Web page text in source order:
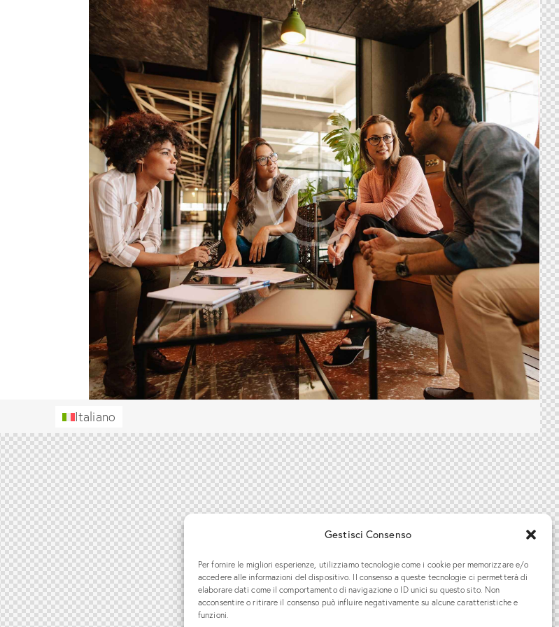
Gestisci Consenso
Per fornire le migliori esperienze, utilizziamo tecnologie come i cookie per memorizzare e/o
accedere alle informazioni del dispositivo. Il consenso a queste tecnologie ci permetterà di
elaborare dati come il comportamento di navigazione o ID unici su questo sito. Non
acconsentire o ritirare il consenso può influire negativamente su alcune caratteristiche e
funzioni.
Italiano